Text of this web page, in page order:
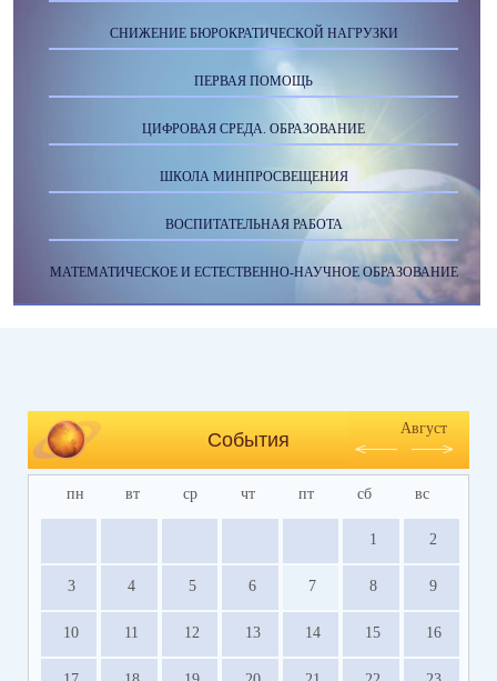
СНИЖЕНИЕ БЮРОКРАТИЧЕСКОЙ НАГРУЗКИ
ПЕРВАЯ ПОМОЩЬ
ЦИФРОВАЯ СРЕДА. ОБРАЗОВАНИЕ
ШКОЛА МИНПРОСВЕЩЕНИЯ
ВОСПИТАТЕЛЬНАЯ РАБОТА
МАТЕМАТИЧЕСКОЕ И ЕСТЕСТВЕННО-НАУЧНОЕ ОБРАЗОВАНИЕ
События
Август
пн вт ср чт пт сб вс
1 2
3 4 5 6 7 8 9
10 11 12 13 14 15 16